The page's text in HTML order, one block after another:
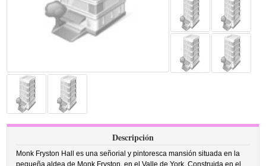
Descripción
Monk Fryston Hall es una señorial y pintoresca mansión situada en la
pequeña aldea de Monk Fryston, en el Valle de York. Construida en el